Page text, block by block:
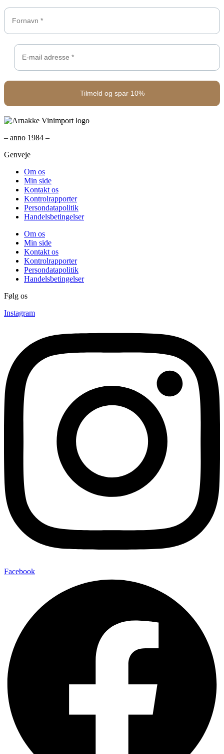
– anno 1984 –
Genveje
Om os
Min side
Kontakt os
Kontrolrapporter
Persondatapolitik
Handelsbetingelser
Om os
Min side
Kontakt os
Kontrolrapporter
Persondatapolitik
Handelsbetingelser
Følg os
Instagram
Facebook